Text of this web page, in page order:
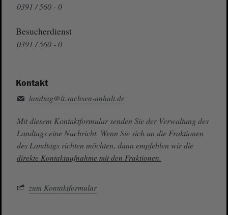
0391 / 560 - 0
Besucherdienst
0391 / 560 - 0
Kontakt
landtag@lt.sachsen-anhalt.de
Mit diesem Kontaktformular senden Sie der Verwaltung des
Landtags eine Nachricht. Wenn Sie sich an die Fraktionen
des Landtags richten möchten, dann empfehlen wir die
direkte Kontaktaufnahme mit den Fraktionen.
zum Kontaktformular